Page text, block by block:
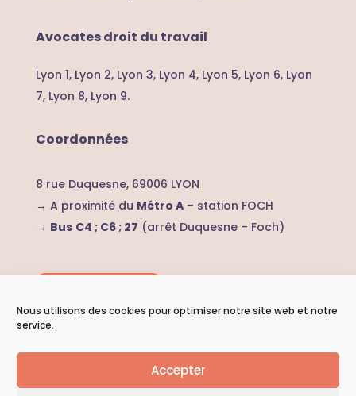
Nous utilisons des cookies pour optimiser notre site web et notre
service.
Accepter
Avocates droit du travail
Lyon 1, Lyon 2, Lyon 3, Lyon 4, Lyon 5, Lyon 6, Lyon
7,Lyon 8, Lyon 9.
Coordonnées
8 rue Duquesne, 69006 LYON
→ A proximité du Métro A– station FOCH
→ Bus C4 ; C6 ; 27 (arrêt Duquesne – Foch)